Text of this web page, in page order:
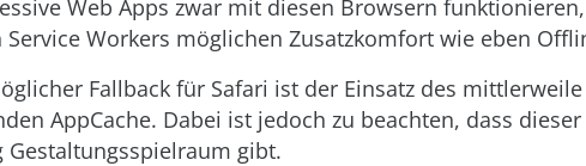
Web Apps zwar mit diesen Browsern
Service Workers möglichen Zusatzkomfort wie eben
Fallback für Safari ist der Einsatz des
AppCache. Dabei ist jedoch zu beachten, dass
Gestaltungsspielraum gibt.